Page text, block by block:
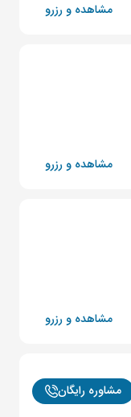
مشاهده و رزرو
مشاهده و رزرو
مشاهده و رزرو
مشاوره رایگان